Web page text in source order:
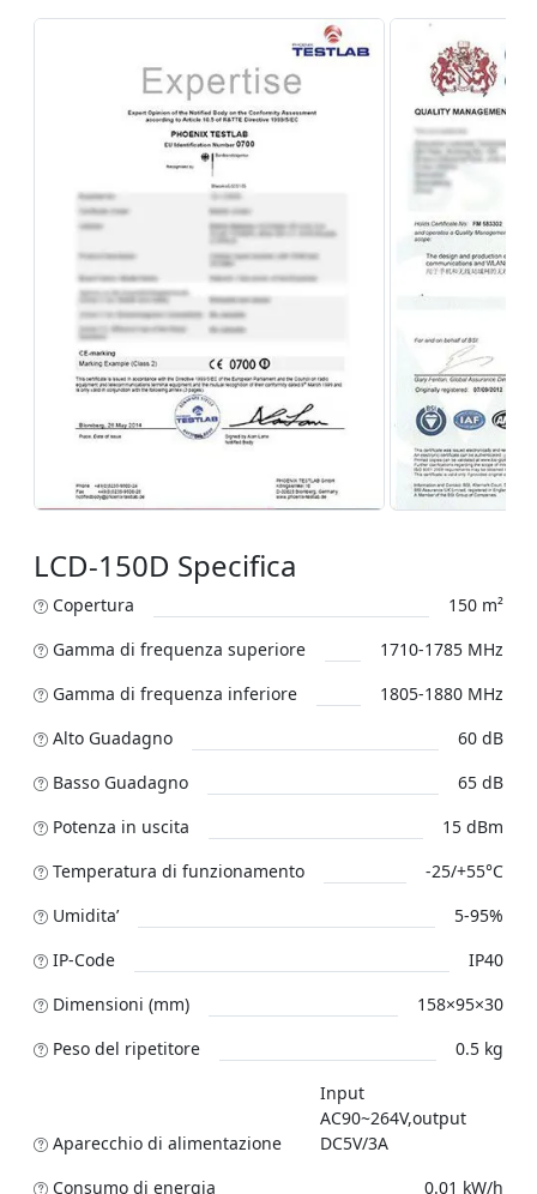
LCD-150D Specifica
Copertura
150 m²
Gamma di frequenza superiore
1710-1785 MHz
Gamma di frequenza inferiore
1805-1880 MHz
Alto Guadagno
60 dB
Basso Guadagno
65 dB
Potenza in uscita
15 dBm
Temperatura di funzionamento
-25/+55°C
Umidita’
5-95%
IP-Code
IP40
Dimensioni (mm)
158×95×30
Peso del ripetitore
0.5 kg
Aparecchio di alimentazione
Input
AC90~264V,output
DC5V/3A
Consumo di energia
0.01 kW/h